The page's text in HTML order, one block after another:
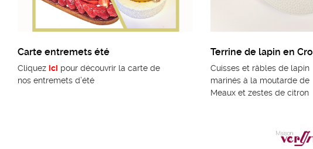
Carte entremets été
Cliquez ici pour découvrir la carte de
nos entremets d’été
Cuisses et râbles de lapin
marinés à la moutarde de
Meaux et zestes de citron